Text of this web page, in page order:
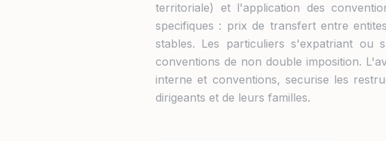
territoriale) et l'application des
specifiques : prix de transfert entre
stables. Les particuliers s'expatriant ou
conventions de non double imposition.
interne et conventions, securise les
dirigeants et de leurs familles.